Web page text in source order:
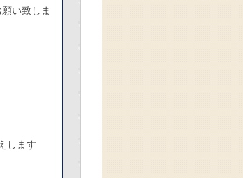
い致しま
します